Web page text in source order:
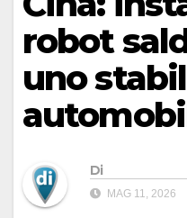
robot
uno
Di
MAG 11, 2026